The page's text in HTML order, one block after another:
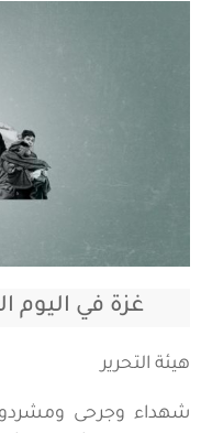
غزة في اليوم
هيئة التحرير
شهداء وجرحى